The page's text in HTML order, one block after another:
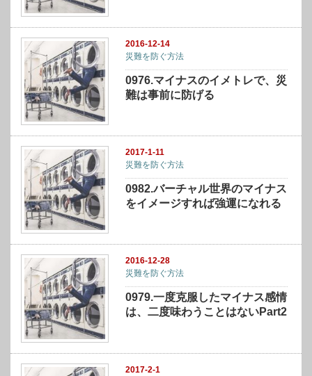
2016-12-14
災難を防ぐ方法
0976.マイナスのイメトレで、災
難は事前に防げる
2017-1-11
災難を防ぐ方法
0982.バーチャル世界のマイナス
をイメージすれば強運になれる
2016-12-28
災難を防ぐ方法
0979.一度克服したマイナス感情
は、二度味わうことはないPart2
2017-2-1